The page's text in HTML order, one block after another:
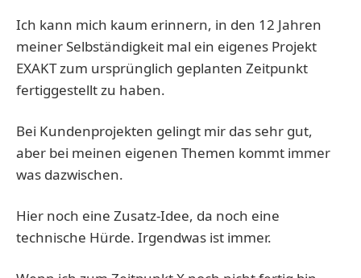
Ich kann mich kaum erinnern, in den 12 Jahren
meiner Selbständigkeit mal ein eigenes Projekt
EXAKT zum ursprünglich geplanten Zeitpunkt
fertiggestellt zu haben.
Bei Kundenprojekten gelingt mir das sehr gut,
aber bei meinen eigenen Themen kommt immer
was dazwischen.
Hier noch eine Zusatz-Idee, da noch eine
technische Hürde. Irgendwas ist immer.